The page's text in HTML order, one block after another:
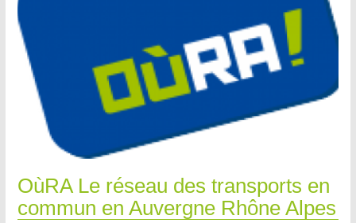
OùRA Le réseau des transports en
commun en Auvergne Rhône Alpes